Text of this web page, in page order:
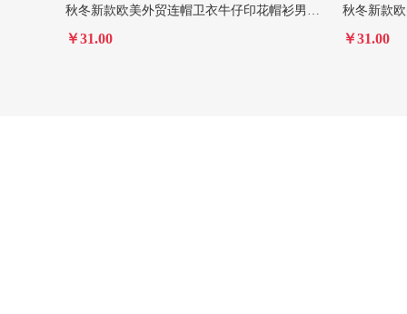
秋冬新款欧美外贸连帽卫衣牛仔印花帽衫男女款
￥31.00 ￥31.00